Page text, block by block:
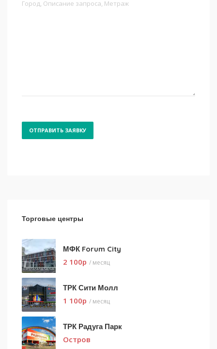
Торговые центры
МФК Forum City
2 100p / месяц
ТРК Сити Молл
1 100p / месяц
ТРК Радуга Парк
Остров